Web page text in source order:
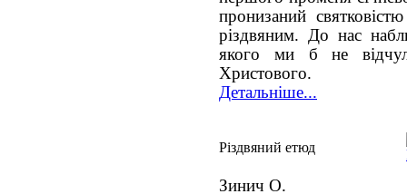
пронизаний
різдвяним. До нас
якого ми б не
Христового.
Детальніше...
Різдвяний етюд
Зинич О.